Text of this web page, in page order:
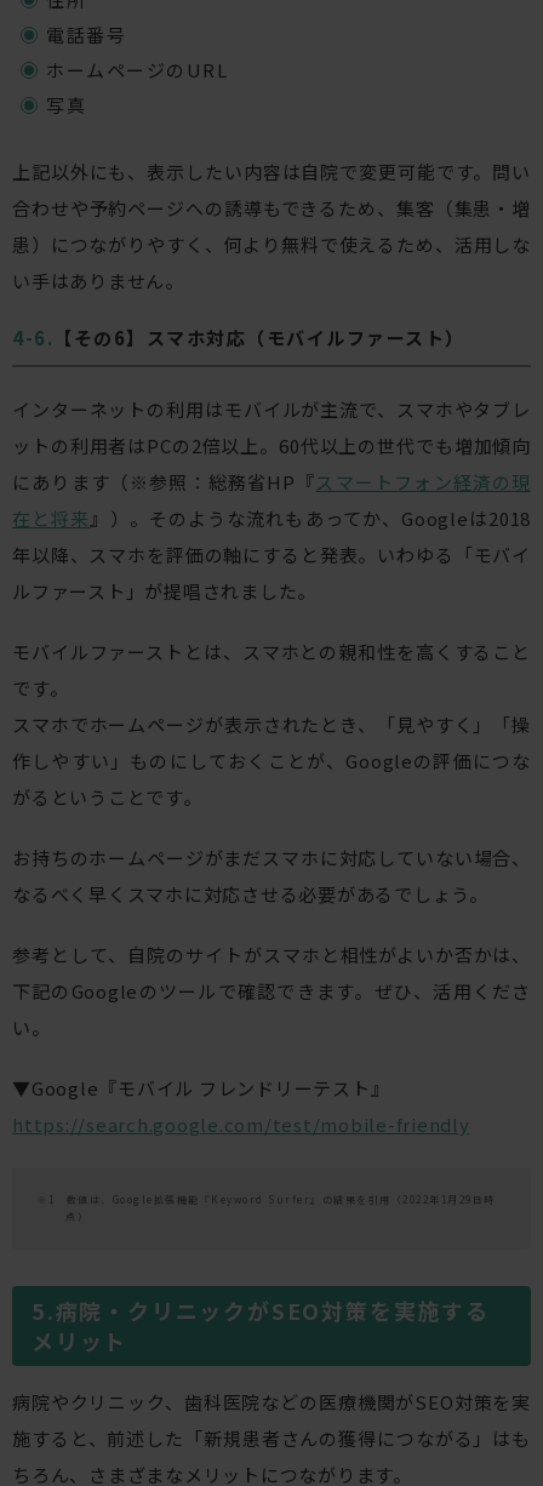
電話番号
ホームページのURL
写真
上記以外にも、表示したい内容は自院で変更可能です。問い
合わせや予約ページへの誘導もできるため、集客（集患・増
患）につながりやすく、何より無料で使えるため、活用しな
い手はありません。
【その6】スマホ対応（モバイルファースト）
インターネットの利用はモバイルが主流で、スマホやタブレ
ットの利用者はPCの2倍以上。60代以上の世代でも増加傾向
にあります（※参照：総務省HP『スマートフォン経済の現
在と将来 』）。そのような流れもあってか、Googleは2018
年以降、スマホを評価の軸にすると発表。いわゆる「モバイ
ルファースト」が提唱されました。
モバイルファーストとは、スマホとの親和性を高くすること
です。
スマホでホームページが表示されたとき、「見やすく」「操
作しやすい」ものにしておくことが、Googleの評価につな
がるということです。
お持ちのホームページがまだスマホに対応していない場合、
なるべく早くスマホに対応させる必要があるでしょう。
参考として、自院のサイトがスマホと相性がよいか否かは、
下記のGoogleのツールで確認できます。ぜひ、活用くださ
い。
▼Google『モバイル フレンドリーテスト』
https://search.google.com/test/mobile-friendly
※1 数値は、Google拡張機能『Keyword Surfer』の結果を引用（2022年1月29日時
点）
病院・クリニックがSEO対策を実施する
メリット
病院やクリニック、歯科医院などの医療機関がSEO対策を実
施すると、前述した「新規患者さんの獲得につながる」はも
ちろん、さまざまなメリットにつながります。